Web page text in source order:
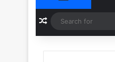
Random Article